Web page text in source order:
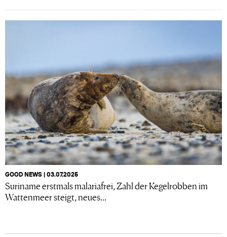
GOOD NEWS | 03.07.2025
Suriname erstmals malariafrei, Zahl der Kegelrobben im
Wattenmeer steigt, neues...